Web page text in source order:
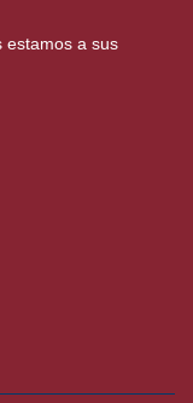
estamos a sus